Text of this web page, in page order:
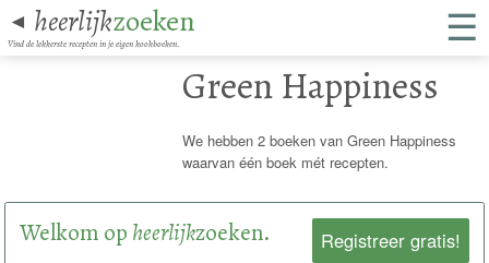
◄ heerlijkzoeken
Vind de lekkerste recepten in je eigen kookboeken. ☰
Green Happiness
We hebben 2 boeken van Green Happiness
waarvan één boek mét recepten.
Registreer gratis!
Welkom op heerlijkzoeken.